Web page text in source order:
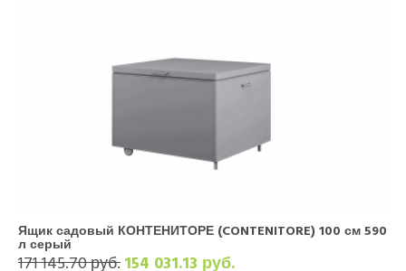
Ящик садовый КОНТЕНИТОРЕ (CONTENITORE) 100 см 590
л серый
171 145.70 руб.154 031.13 руб.